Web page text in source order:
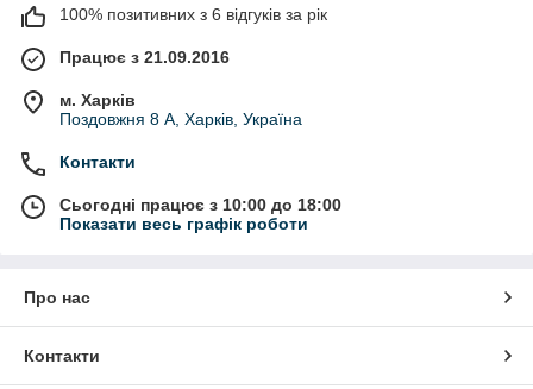
100% позитивних з 6 відгуків за рік
Працює з 21.09.2016
м. Харків
Поздовжня 8 А, Харків, Україна
Контакти
Сьогодні працює з 10:00 до 18:00
Показати весь графік роботи
Про нас
Контакти